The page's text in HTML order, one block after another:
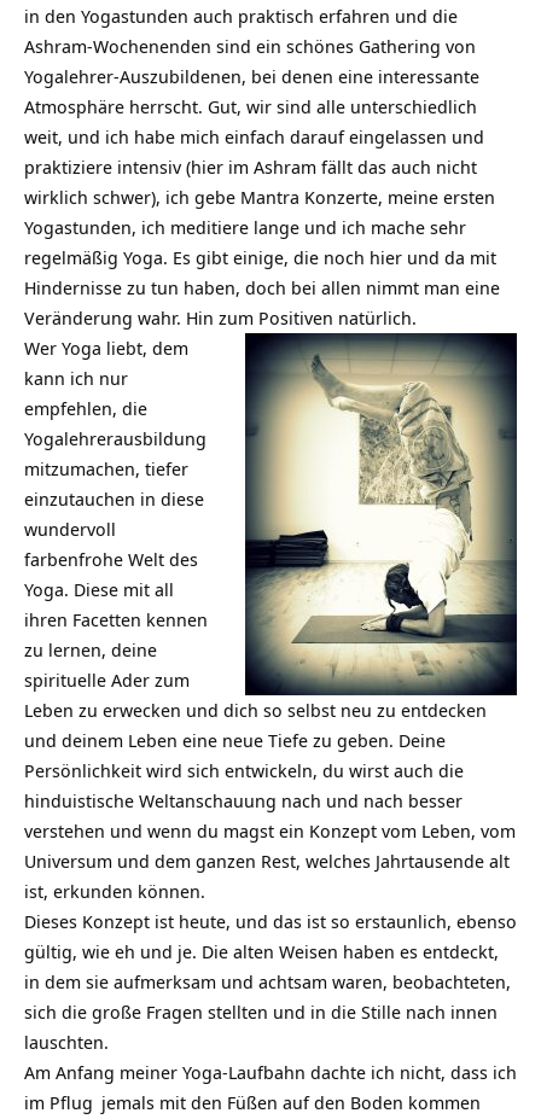
in den Yogastunden auch praktisch erfahren und die
Ashram-Wochenenden sind ein schönes Gathering von
Yogalehrer-Auszubildenen, bei denen eine interessante
Atmosphäre herrscht. Gut, wir sind alle unterschiedlich
weit, und ich habe mich einfach darauf eingelassen und
praktiziere intensiv (hier im Ashram fällt das auch nicht
wirklich schwer), ich gebe Mantra Konzerte, meine ersten
Yogastunden, ich meditiere lange und ich mache sehr
regelmäßig Yoga. Es gibt einige, die noch hier und da mit
Hindernisse zu tun haben, doch bei allen nimmt man eine
Veränderung wahr. Hin zum Positiven natürlich.
Wer Yoga liebt, dem
kann ich nur
empfehlen, die
Yogalehrerausbildung
mitzumachen, tiefer
einzutauchen in diese
wundervoll
farbenfrohe Welt des
Yoga. Diese mit all
ihren Facetten kennen
zu lernen, deine
spirituelle Ader zum
Leben zu erwecken und dich so selbst neu zu entdecken
und deinem Leben eine neue Tiefe zu geben. Deine
Persönlichkeit wird sich entwickeln, du wirst auch die
hinduistische Weltanschauung nach und nach besser
verstehen und wenn du magst ein Konzept vom Leben, vom
Universum und dem ganzen Rest, welches Jahrtausende alt
ist, erkunden können.
Dieses Konzept ist heute, und das ist so erstaunlich, ebenso
gültig, wie eh und je. Die alten Weisen haben es entdeckt,
in dem sie aufmerksam und achtsam waren, beobachteten,
sich die große Fragen stellten und in die Stille nach innen
lauschten.
Am Anfang meiner Yoga-Laufbahn dachte ich nicht, dass ich
im Pflug jemals mit den Füßen auf den Boden kommen